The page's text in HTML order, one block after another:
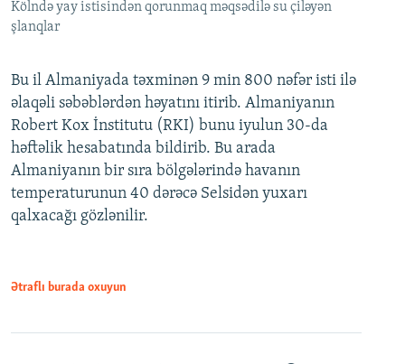
Kölndə yay istisindən qorunmaq məqsədilə su çiləyən
şlanqlar
Bu il Almaniyada təxminən 9 min 800 nəfər isti ilə
əlaqəli səbəblərdən həyatını itirib. Almaniyanın
Robert Kox İnstitutu (RKI) bunu iyulun 30-da
həftəlik hesabatında bildirib. Bu arada
Almaniyanın bir sıra bölgələrində havanın
temperaturunun 40 dərəcə Selsidən yuxarı
qalxacağı gözlənilir.
Ətraflı burada oxuyun